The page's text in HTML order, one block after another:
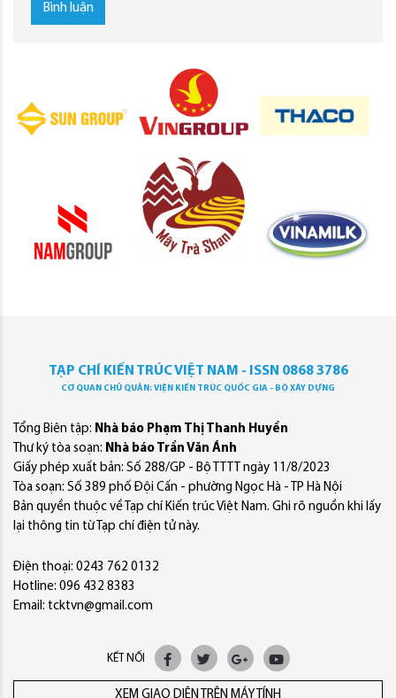
Bình luận
TẠP CHÍ KIẾN TRÚC VIỆT NAM - ISSN 0868 3786
CƠ QUAN CHỦ QUẢN: VIỆN KIẾN TRÚC QUỐC GIA - BỘ XÂY DỰNG
Tổng Biên tập: Nhà báo Phạm Thị Thanh Huyền
Thư ký tòa soạn: Nhà báo Trần Văn Ánh
Giấy phép xuất bản: Số 288/GP - Bộ TTTT ngày 11/8/2023
Tòa soạn: Số 389 phố Đội Cấn - phường Ngọc Hà - TP Hà Nội
Bản quyền thuộc về Tạp chí Kiến trúc Việt Nam. Ghi rõ nguồn khi lấy
lại thông tin từ Tạp chí điện tử này.
Điện thoại: 0243 762 0132
Hotline: 096 432 8383
Email: tcktvn@gmail.com
KẾT NỐI
XEM GIAO DIỆN TRÊN MÁY TÍNH